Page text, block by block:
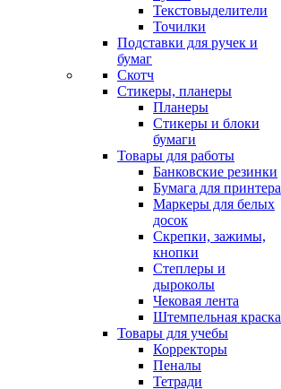
Текстовыделители
Точилки
Подставки для ручек и
бумаг
Скотч
Стикеры, планеры
Планеры
Стикеры и блоки
бумаги
Товары для работы
Банковские резинки
Бумага для принтера
Маркеры для белых
досок
Скрепки, зажимы,
кнопки
Степлеры и
дыроколы
Чековая лента
Штемпельная краска
Товары для учебы
Корректоры
Пеналы
Тетради